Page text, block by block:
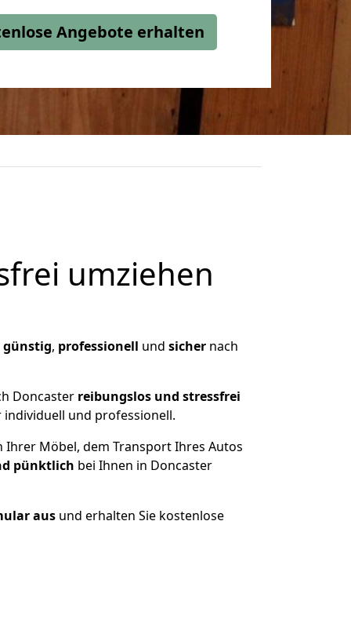
Angebote erhalten
umziehen
günstig, professionell und sichernach
Doncaster reibungslos und stressfrei
und professionell.
Ihrer Möbel, dem Transport Ihres Autos
pünktlich bei Ihnen in Doncaster
ausund erhalten Sie kostenlose